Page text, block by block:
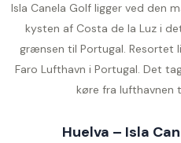
Isla Canela Golf ligger ved den
kysten af Costa de la Luz i
grænsen til Portugal. Resortet
Faro Lufthavn i Portugal. Det
køre fra lufthavnen
Huelva – Isla